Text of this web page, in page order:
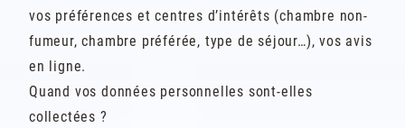
vos préférences et centres d’intérêts (chambre non-
fumeur, chambre préférée, type de séjour…), vos avis
en ligne.
Quand vos données personnelles sont-elles
collectées ?